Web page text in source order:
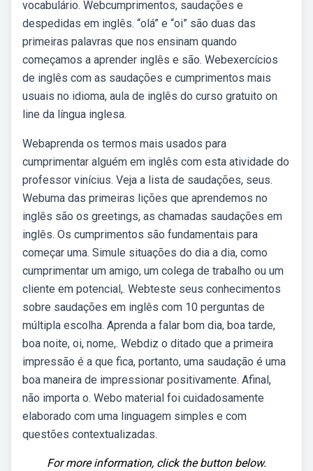
vocabulário. Webcumprimentos, saudações e
despedidas em inglês. “olá” e “oi” são duas das
primeiras palavras que nos ensinam quando
começamos a aprender inglês e são. Webexercícios
de inglês com as saudações e cumprimentos mais
usuais no idioma, aula de inglês do curso gratuito on
line da língua inglesa.
Webaprenda os termos mais usados para
cumprimentar alguém em inglês com esta atividade do
professor vinícius. Veja a lista de saudações, seus.
Webuma das primeiras lições que aprendemos no
inglês são os greetings, as chamadas saudações em
inglês. Os cumprimentos são fundamentais para
começar uma. Simule situações do dia a dia, como
cumprimentar um amigo, um colega de trabalho ou um
cliente em potencial,. Webteste seus conhecimentos
sobre saudações em inglês com 10 perguntas de
múltipla escolha. Aprenda a falar bom dia, boa tarde,
boa noite, oi, nome,. Webdiz o ditado que a primeira
impressão é a que fica, portanto, uma saudação é uma
boa maneira de impressionar positivamente. Afinal,
não importa o. Webo material foi cuidadosamente
elaborado com uma linguagem simples e com
questões contextualizadas.
For more information, click the button below.